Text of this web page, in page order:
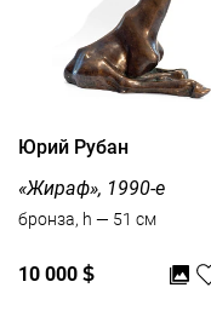
Юрий Рубан
«Жираф», 1990-е
бронза, h — 51 см
10 000 $